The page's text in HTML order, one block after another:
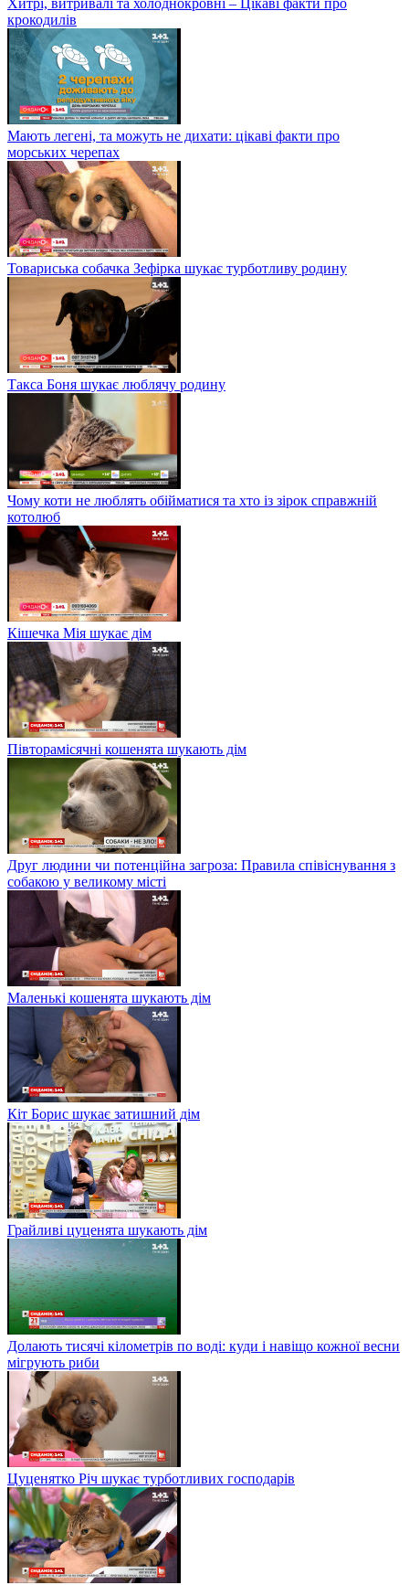
крокодилів
Мають легені, та можуть не дихати: цікаві факти про
морських черепах
Товариська собачка Зефірка шукає турботливу родину
Такса Боня шукає люблячу родину
Чому коти не люблять обійматися та хто із зірок справжній
котолюб
Кішечка Мія шукає дім
Півторамісячні кошенята шукають дім
Друг людини чи потенційна загроза: Правила співіснування з
собакою у великому місті
Маленькі кошенята шукають дім
Кіт Борис шукає затишний дім
Грайливі цуценята шукають дім
Долають тисячі кілометрів по воді: куди і навіщо кожної весни
мігрують риби
Цуценятко Річ шукає турботливих господарів